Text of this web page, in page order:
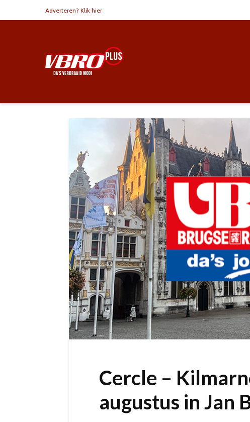
Adverteren? Klik hier
Cercle –
augustus in Jan